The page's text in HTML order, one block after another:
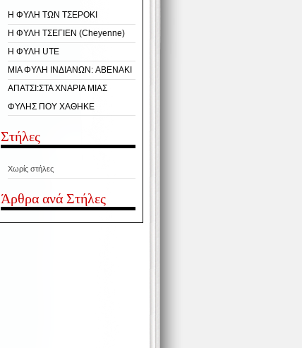
Η ΦΥΛΗ ΤΩΝ ΤΣΕΡΟΚΙ
Η ΦΥΛΗ ΤΣΕΓΙΕΝ (Cheyenne)
H ΦΥΛΗ UTE
ΜΙΑ ΦΥΛΗ ΙΝΔΙΑΝΩΝ: ABENAKI
ΑΠΑΤΣΙ:ΣΤΑ ΧΝΑΡΙΑ ΜΙΑΣ
ΦΥΛΗΣ ΠΟΥ ΧΑΘΗΚΕ
Στήλες
Χωρίς στήλες
Άρθρα ανά Στήλες